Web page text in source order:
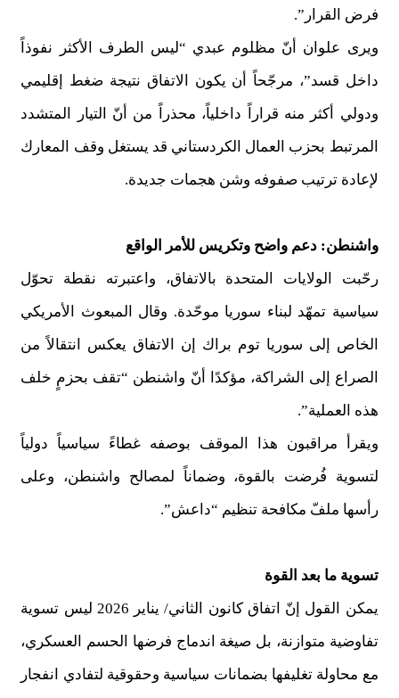
فرض القرار”.
ويرى علوان أنّ مظلوم عبدي “ليس الطرف الأكثر نفوذاً
داخل قسد”، مرجّحاً أن يكون الاتفاق نتيجة ضغط إقليمي
ودولي أكثر منه قراراً داخلياً، محذراً من أنّ التيار المتشدد
المرتبط بحزب العمال الكردستاني قد يستغل وقف المعارك
لإعادة ترتيب صفوفه وشن هجمات جديدة.
واشنطن: دعم واضح وتكريس للأمر الواقع
رحّبت الولايات المتحدة بالاتفاق، واعتبرته نقطة تحوّل
سياسية تمهّد لبناء سوريا موحّدة. وقال المبعوث الأمريكي
الخاص إلى سوريا توم براك إن الاتفاق يعكس انتقالاً من
الصراع إلى الشراكة، مؤكدًا أنّ واشنطن “تقف بحزمٍ خلف
هذه العملية”.
ويقرأ مراقبون هذا الموقف بوصفه غطاءً سياسياً دولياً
لتسوية فُرضت بالقوة، وضماناً لمصالح واشنطن، وعلى
رأسها ملفّ مكافحة تنظيم “داعش”.
تسوية ما بعد القوة
يمكن القول إنّ اتفاق كانون الثاني/ يناير 2026 ليس تسوية
تفاوضية متوازنة، بل صيغة اندماج فرضها الحسم العسكري،
مع محاولة تغليفها بضمانات سياسية وحقوقية لتفادي انفجار